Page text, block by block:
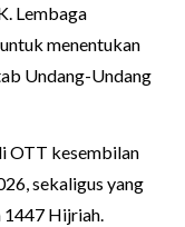
Lembaga
menentukan
Undang-Undang
OTT kesembilan
sekaligus yang
1447 Hijriah.